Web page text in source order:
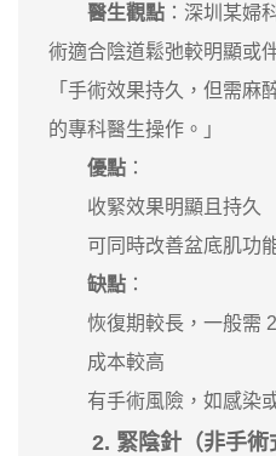
醫生觀點 ：深圳某婦
術適合陰道鬆弛較明顯或
「手術效果持久，但需麻
的專科醫生操作。」
優點 ：
收緊效果明顯且持久
可同時改善盆底肌功
缺點 ：
恢復期較長，一般需
成本較高
有手術風險，如感染
2. 緊陰針（非手術